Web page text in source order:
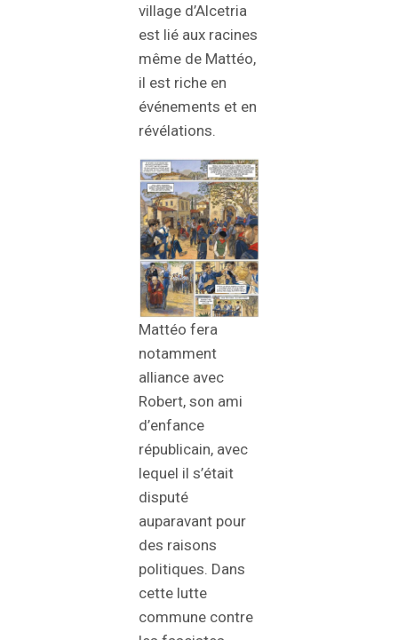
village d’Alcetria
est lié aux racines
même de Mattéo,
il est riche en
événements et en
révélations.
Mattéo fera
notamment
alliance avec
Robert, son ami
d’enfance
républicain, avec
lequel il s’était
disputé
auparavant pour
des raisons
politiques. Dans
cette lutte
commune contre